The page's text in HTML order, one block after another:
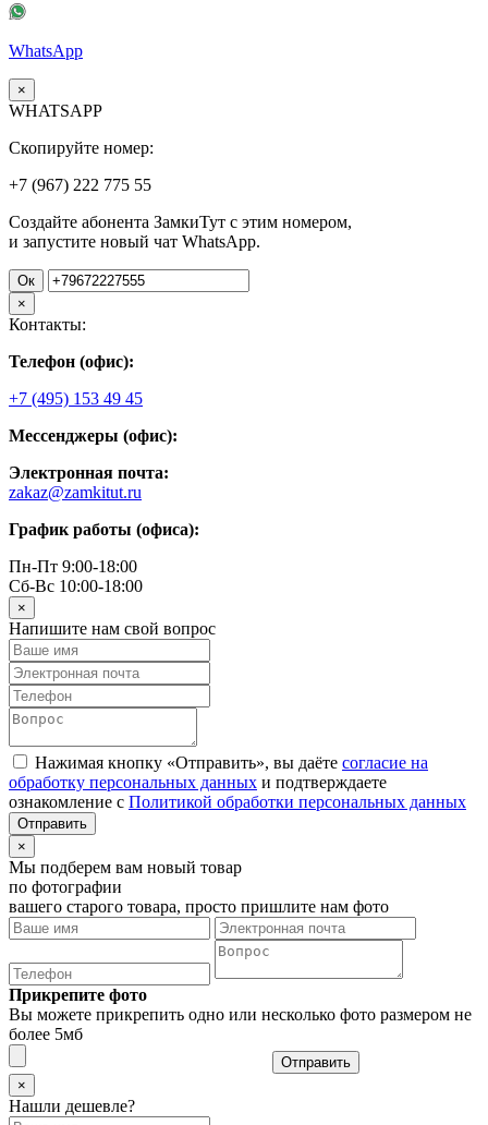
WhatsApp
×
WHATSAPP
Скопируйте номер:
+7 (967) 222 775 55
Создайте абонента ЗамкиТут с этим номером,
и запустите новый чат WhatsApp.
Ок
×
Контакты:
Телефон (офис):
+7 (495) 153 49 45
Мессенджеры (офис):
Электронная почта:
zakaz@zamkitut.ru
График работы (офиса):
Пн-Пт 9:00-18:00
Сб-Вс 10:00-18:00
×
Напишите нам свой вопрос
Нажимая кнопку «Отправить», вы даёте согласие на
обработку персональных данных и подтверждаете
ознакомление с Политикой обработки персональных данных
×
Мы подберем вам новый товар
по фотографии
вашего старого товара, просто пришлите нам фото
Прикрепите фото
Вы можете прикрепить одно или несколько фото размером не
более 5мб
Отправить
×
Нашли дешевле?